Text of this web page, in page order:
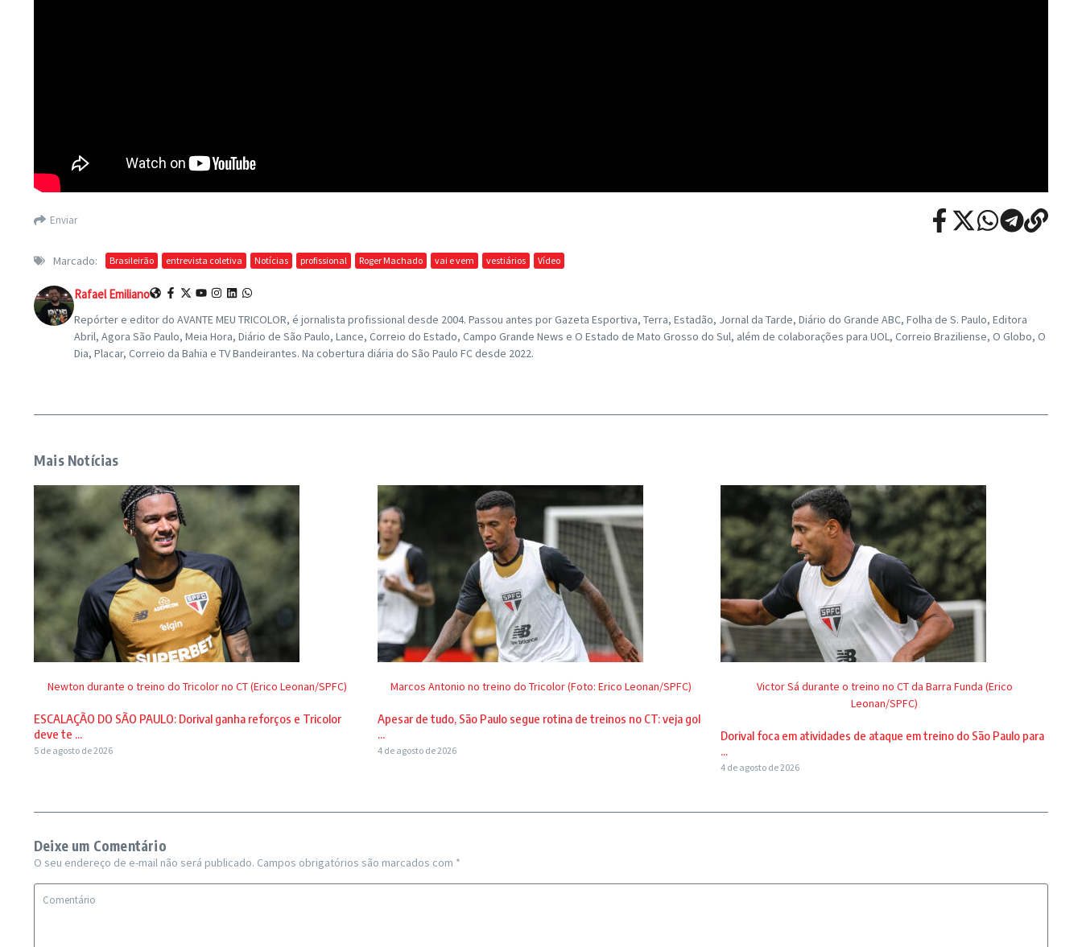
Enviar
Marcado: Brasileirão entrevista coletiva Notícias profissional Roger Machado vai e vem vestiários Vídeo
Rafael Emiliano
Repórter e editor do AVANTE MEU TRICOLOR, é jornalista profissional desde 2004. Passou antes por Gazeta Esportiva, Terra, Estadão, Jornal da Tarde, Diário do Grande ABC, Folha de S. Paulo, Editora
Abril, Agora São Paulo, Meia Hora, Diário de São Paulo, Lance, Correio do Estado, Campo Grande News e O Estado de Mato Grosso do Sul, além de colaborações para UOL, Correio Braziliense, O Globo, O
Dia, Placar, Correio da Bahia e TV Bandeirantes. Na cobertura diária do São Paulo FC desde 2022.
Mais Notícias
Newton durante o treino do Tricolor no CT (Erico Leonan/SPFC)
ESCALAÇÃO DO SÃO PAULO: Dorival ganha reforços e Tricolor
deve te ...
5 de agosto de 2026
Marcos Antonio no treino do Tricolor (Foto: Erico Leonan/SPFC)
Apesar de tudo, São Paulo segue rotina de treinos no CT: veja gol
...
4 de agosto de 2026
Victor Sá durante o treino no CT da Barra Funda (Erico
Leonan/SPFC)
Dorival foca em atividades de ataque em treino do São Paulo para
...
4 de agosto de 2026
Deixe um Comentário
O seu endereço de e-mail não será publicado. Campos obrigatórios são marcados com *